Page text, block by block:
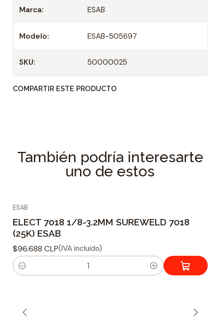
de posición.
Rango de corriente: 140 – 200 amp
Marca: ESAB
Modelo: ESAB-505697
SKU: 50000025
COMPARTIR ESTE PRODUCTO
También podría interesarte
uno de estos
ESAB
ELECT 7018 1/8-3.2MM SUREWELD 7018
(25K) ESAB
$96.688 CLP(IVA incluido)
C